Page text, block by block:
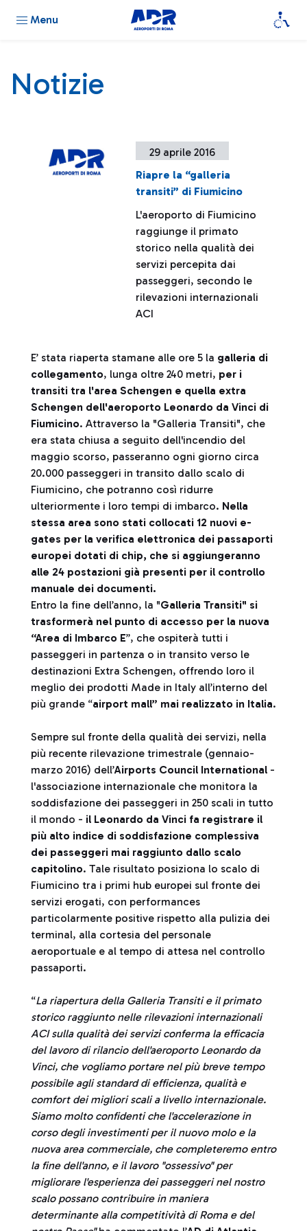
Menu
Notizie
29 aprile 2016
Riapre la “galleria
transiti” di Fiumicino
L'aeroporto di Fiumicino
raggiunge il primato
storico nella qualità dei
servizi percepita dai
passeggeri, secondo le
rilevazioni internazionali
ACI
E’ stata riaperta stamane alle ore 5 la galleria di
collegamento, lunga oltre 240 metri, per i
transiti tra l'area Schengen e quella extra
Schengen dell'aeroporto Leonardo da Vinci di
Fiumicino. Attraverso la "Galleria Transiti", che
era stata chiusa a seguito dell'incendio del
maggio scorso, passeranno ogni giorno circa
20.000 passeggeri in transito dallo scalo di
Fiumicino, che potranno così ridurre
ulteriormente i loro tempi di imbarco. Nella
stessa area sono stati collocati 12 nuovi e-
gates per la verifica elettronica dei passaporti
europei dotati di chip, che si aggiungeranno
alle 24 postazioni già presenti per il controllo
manuale dei documenti.
Entro la fine dell’anno, la "Galleria Transiti" si
trasformerà nel punto di accesso per la nuova
“Area di Imbarco E”, che ospiterà tutti i
passeggeri in partenza o in transito verso le
destinazioni Extra Schengen, offrendo loro il
meglio dei prodotti Made in Italy all’interno del
più grande “airport mall” mai realizzato in Italia.
Sempre sul fronte della qualità dei servizi, nella
più recente rilevazione trimestrale (gennaio-
marzo 2016) dell’Airports Council International -
l'associazione internazionale che monitora la
soddisfazione dei passeggeri in 250 scali in tutto
il mondo - il Leonardo da Vinci fa registrare il
più alto indice di soddisfazione complessiva
dei passeggeri mai raggiunto dallo scalo
capitolino. Tale risultato posiziona lo scalo di
Fiumicino tra i primi hub europei sul fronte dei
servizi erogati, con performances
particolarmente positive rispetto alla pulizia dei
terminal, alla cortesia del personale
aeroportuale e al tempo di attesa nel controllo
passaporti.
“La riapertura della Galleria Transiti e il primato
storico raggiunto nelle rilevazioni internazionali
ACI sulla qualità dei servizi conferma la efficacia
del lavoro di rilancio dell'aeroporto Leonardo da
Vinci, che vogliamo portare nel più breve tempo
possibile agli standard di efficienza, qualità e
comfort dei migliori scali a livello internazionale.
Siamo molto confidenti che l'accelerazione in
corso degli investimenti per il nuovo molo e la
nuova area commerciale, che completeremo entro
la fine dell'anno, e il lavoro "ossessivo" per
migliorare l'esperienza dei passeggeri nel nostro
scalo possano contribuire in maniera
determinante alla competitività di Roma e del